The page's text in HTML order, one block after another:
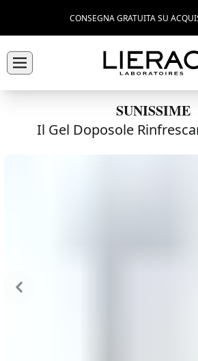
CONSEGNA GRATUITA SU
SUNISSIME
Il Gel Doposole